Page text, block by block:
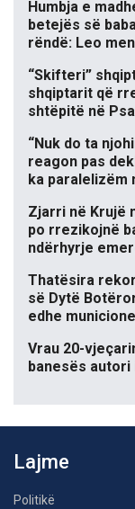
Humbja e
betejës së
rëndë: Leo
“Skifteri”
shqiptarit që
shtëpitë në
“Nuk do ta
reagon pas
ka paralelizëm
Zjarri në Krujë
po rrezikojnë
ndërhyrje
Thatësira
së Dytë
edhe
Vrau 20-
banesës
Lajme
Politikë